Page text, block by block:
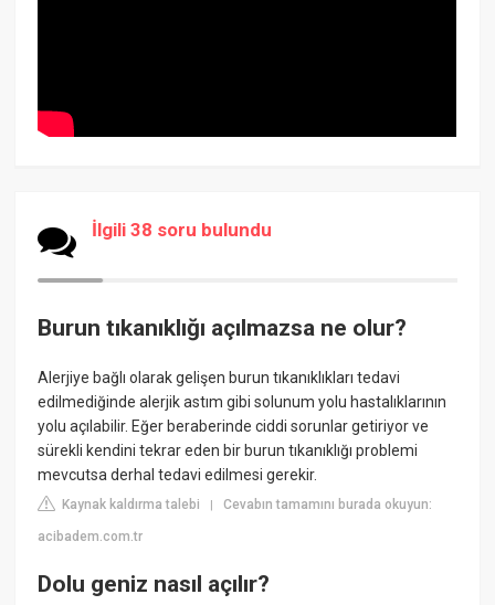
İlgili 38 soru bulundu
Burun tıkanıklığı açılmazsa ne olur?
Alerjiye bağlı olarak gelişen burun tıkanıklıkları tedavi
edilmediğinde alerjik astım gibi solunum yolu hastalıklarının
yolu açılabilir. Eğer beraberinde ciddi sorunlar getiriyor ve
sürekli kendini tekrar eden bir burun tıkanıklığı problemi
mevcutsa derhal tedavi edilmesi gerekir.
Kaynak kaldırma talebi |Cevabın tamamını burada okuyun:
acibadem.com.tr
Dolu geniz nasıl açılır?